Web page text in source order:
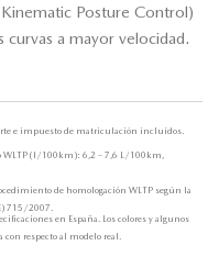
Posture Control)
curvas a mayor velocidad.
e impuesto de matriculación incluídos.
WLTP (l/100km): 6,2 – 7,6 L/100km,
de homologación WLTP según la
715/2007.
en España. Los colores y algunos
respecto al modelo real.